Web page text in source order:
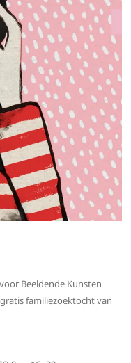
Beeldende Kunsten
familiezoektocht van